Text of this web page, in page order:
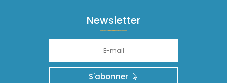
Newsletter
S'abonner